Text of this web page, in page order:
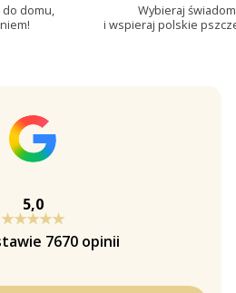
do domu,
Wybieraj
i wspieraj polskie
5,0
★★★★★
7670 opinii